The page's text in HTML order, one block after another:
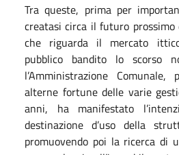
Tra queste, prima per
creatasi circa il futuro
che riguarda il mercato
pubblico bandito lo scorso
l’Amministrazione
alterne fortune delle varie
anni, ha manifestato
destinazione d’uso della
promuovendo poi la ricerca di